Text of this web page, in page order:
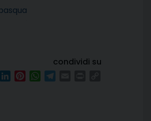
condividi su
ThreadsLinkedInPinterestWhatsApp